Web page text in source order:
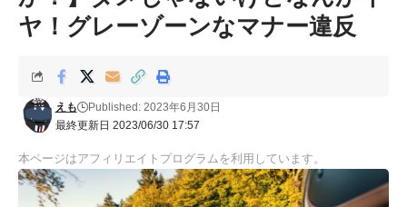
ヤ！グレーゾーンなマナー違反
最終更新日 2023/06/30 17:57
えも Published: 2023年6月30日
本ページはアフィリエイトプログラムを利用しています。